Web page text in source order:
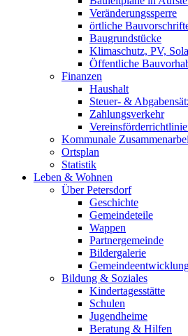
Veränderungssperre
örtliche
Baugrundstücke
Klimaschutz, PV,
Öffentliche
Finanzen
Haushalt
Steuer- &
Zahlungsverkehr
Kommunale
Ortsplan
Statistik
Leben & Wohnen
Über Petersdorf
Geschichte
Gemeindeteile
Wappen
Partnergemeinde
Bildergalerie
Bildung & Soziales
Kindertagesstätte
Schulen
Jugendheime
Beratung & Hilfen